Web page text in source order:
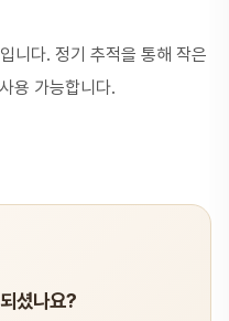
니다. 정기 추적을 통해 작은
용 가능합니다.
셨나요?